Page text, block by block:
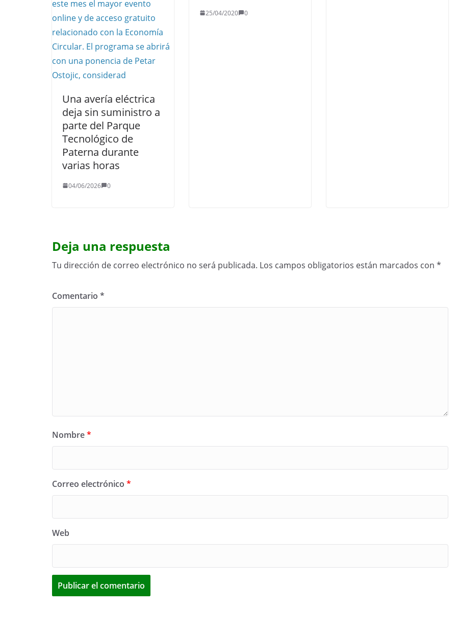
Una avería eléctrica
deja sin suministro a
parte del Parque
Tecnológico de
Paterna durante
varias horas
04/06/2026 0
25/04/2020 0
Deja una respuesta
Tu dirección de correo electrónico no será publicada. Los campos obligatorios están marcados con *
Comentario *
Nombre*
Correo electrónico *
Web